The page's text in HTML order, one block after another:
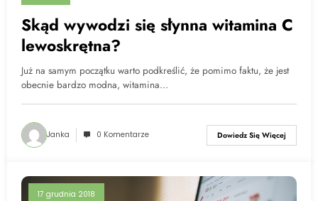
Skąd wywodzi się słynna witamina C
lewoskrętna?
Już na samym początku warto podkreślić, że pomimo faktu, że jest
obecnie bardzo modna, witamina…
Janka 0 Komentarze Dowiedz Się Więcej
17 grudnia 2018